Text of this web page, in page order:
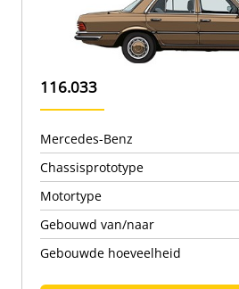
116.033
Mercedes-Benz
Chassisprototype
Motortype
Gebouwd van/naar
Gebouwde hoeveelheid